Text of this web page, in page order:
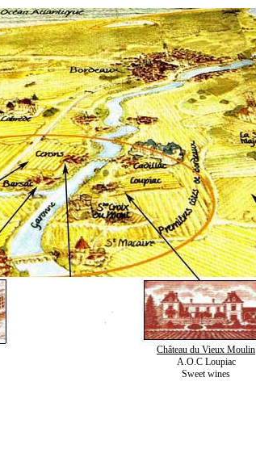
Château du Vieux Moulin
A.O.C Loupiac
Sweet wines